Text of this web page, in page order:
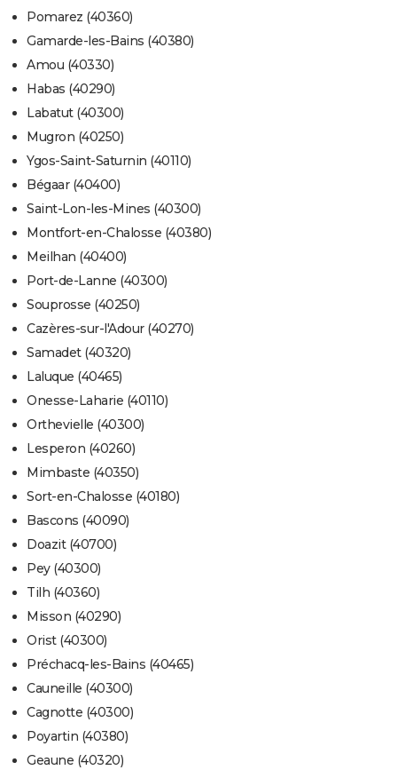
Pomarez (40360)
Gamarde-les-Bains (40380)
Amou (40330)
Habas (40290)
Labatut (40300)
Mugron (40250)
Ygos-Saint-Saturnin (40110)
Bégaar (40400)
Saint-Lon-les-Mines (40300)
Montfort-en-Chalosse (40380)
Meilhan (40400)
Port-de-Lanne (40300)
Souprosse (40250)
Cazères-sur-l'Adour (40270)
Samadet (40320)
Laluque (40465)
Onesse-Laharie (40110)
Orthevielle (40300)
Lesperon (40260)
Mimbaste (40350)
Sort-en-Chalosse (40180)
Bascons (40090)
Doazit (40700)
Pey (40300)
Tilh (40360)
Misson (40290)
Orist (40300)
Préchacq-les-Bains (40465)
Cauneille (40300)
Cagnotte (40300)
Poyartin (40380)
Geaune (40320)